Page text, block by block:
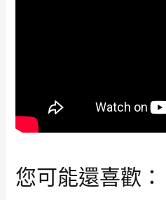
您可能還喜歡：